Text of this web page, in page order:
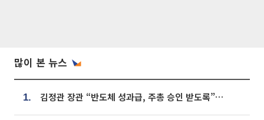
많이 본 뉴스
1. 김정관 장관 “반도체 성과급, 주총 승인 받도록”…상법·자본시장법 개정 시사